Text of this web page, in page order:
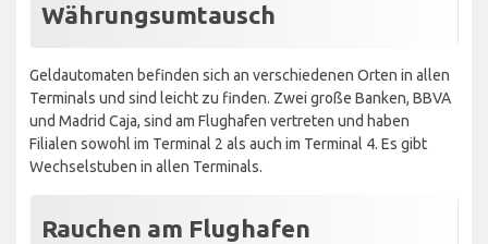
Währungsumtausch
Geldautomaten befinden sich an verschiedenen Orten in allen
Terminals und sind leicht zu finden. Zwei große Banken, BBVA
und Madrid Caja, sind am Flughafen vertreten und haben
Filialen sowohl im Terminal 2 als auch im Terminal 4. Es gibt
Wechselstuben in allen Terminals.
Rauchen am Flughafen